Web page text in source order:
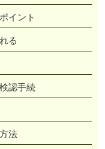
イント
る
認手続
法